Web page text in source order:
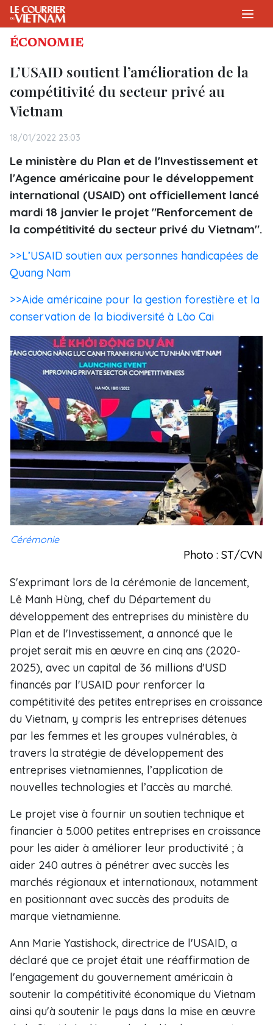
ÉCONOMIE
L’USAID soutient l’amélioration de la
compétitivité du secteur privé au
Vietnam
18/01/2022 23:03
Le ministère du Plan et de l'Investissement et
l'Agence américaine pour le développement
international (USAID) ont officiellement lancé
mardi 18 janvier le projet "Renforcement de
la compétitivité du secteur privé du Vietnam".
>>L’USAID soutien aux personnes handicapées de
Quang Nam
>>Aide américaine pour la gestion forestière et la
conservation de la biodiversité à Lào Cai
Cérémonie
Photo : ST/CVN
S'exprimant lors de la cérémonie de lancement,
Lê Manh Hùng, chef du Département du
développement des entreprises du ministère du
Plan et de l'Investissement, a annoncé que le
projet serait mis en œuvre en cinq ans (2020-
2025), avec un capital de 36 millions d'USD
financés par l'USAID pour renforcer la
compétitivité des petites entreprises en croissance
du Vietnam, y compris les entreprises détenues
par les femmes et les groupes vulnérables, à
travers la stratégie de développement des
entreprises vietnamiennes, l’application de
nouvelles technologies et l’accès au marché.
Le projet vise à fournir un soutien technique et
financier à 5.000 petites entreprises en croissance
pour les aider à améliorer leur productivité ; à
aider 240 autres à pénétrer avec succès les
marchés régionaux et internationaux, notamment
en positionnant avec succès des produits de
marque vietnamienne.
Ann Marie Yastishock, directrice de l'USAID, a
déclaré que ce projet était une réaffirmation de
l'engagement du gouvernement américain à
soutenir la compétitivité économique du Vietnam
ainsi qu'à soutenir le pays dans la mise en œuvre